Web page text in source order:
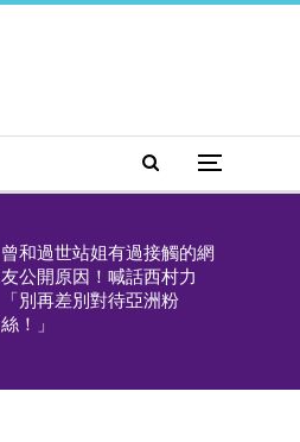
曾和過世站姐有過接觸的網
友公開原因！喊話西村力
「別再差別對待亞洲粉
絲！」